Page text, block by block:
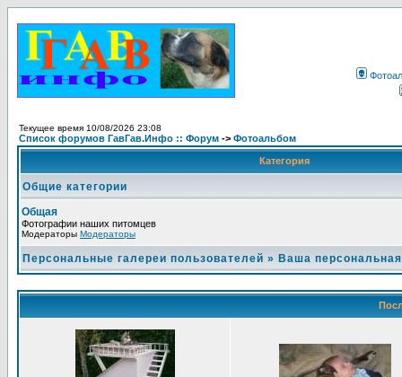
Текущее время 10/08/2026 23:08
Список форумов ГавГав.Инфо :: Форум -> Фотоальбом
Категория
Общие категории
Общая
Фотографии наших питомцев
Модераторы Модераторы
Персональные галереи пользователей » Ваша